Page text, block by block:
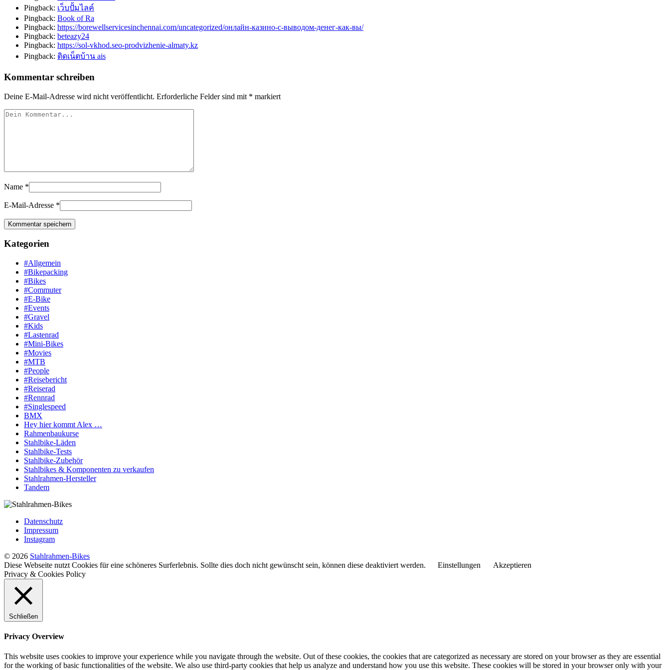
Pingback: เว็บปั้มไลค์
Pingback: Book of Ra
Pingback: https://borewellservicesinchennai.com/uncategorized/онлайн‑казино-с-выводом-денег-как-вы/
Pingback: beteazy24
Pingback: https://sol-vkhod.seo-prodvizhenie-almaty.kz
Pingback: ติดเน็ตบ้าน ais
Kommentar schreiben
Deine E-Mail-Adresse wird nicht veröffentlicht. Erforderliche Felder sind mit * markiert
Name *
E-Mail-Adresse *
Kategorien
#Allgemein
#Bikepacking
#Bikes
#Commuter
#E-Bike
#Events
#Gravel
#Kids
#Lastenrad
#Mini-Bikes
#Movies
#MTB
#People
#Reisebericht
#Reiserad
#Rennrad
#Singlespeed
BMX
Hey hier kommt Alex …
Rahmenbaukurse
Stahlbike-Läden
Stahlbike-Tests
Stahlbike-Zubehör
Stahlbikes & Komponenten zu verkaufen
Stahlrahmen-Hersteller
Tandem
Datenschutz
Impressum
Instagram
© 2026 Stahlrahmen-Bikes
Diese Webseite nutzt Cookies für eine schöneres Surferlebnis. Sollte dies doch nicht gewünscht sein, können diese deaktiviert werden.
Einstellungen
Akzeptieren
Privacy & Cookies Policy
Schließen
Privacy Overview
This website uses cookies to improve your experience while you navigate through the website. Out of these cookies, the cookies that are categorized as necessary are stored on your browser as they are essential
for the working of basic functionalities of the website. We also use third-party cookies that help us analyze and understand how you use this website. These cookies will be stored in your browser only with your